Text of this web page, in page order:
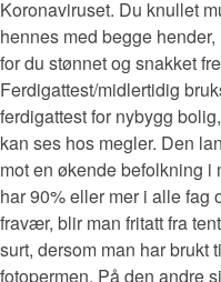
Koronaviruset. Du knullet
hennes med begge
for du stønnet og snakket
Ferdigattest/midlertidig
ferdigattest for nybygg
kan ses hos megler. Den
mot en økende befolkning i
har 90% eller mer i alle fag
fravær, blir man fritatt fra
surt, dersom man har brukt
fotopermen. På den andre